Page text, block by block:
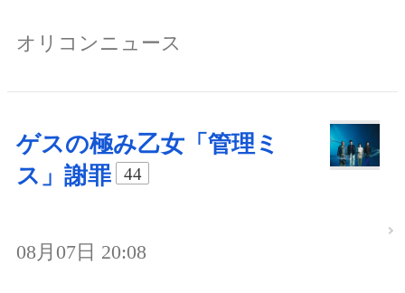
オリコンニュース
ゲスの極み乙女「管理ミ
ス」謝罪
44
08月07日 20:08